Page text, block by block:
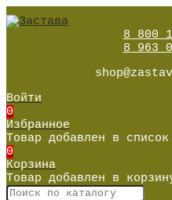
8 800
8 963
Войти
0
Избранное
Товар добавлен в список
0
Корзина
Товар добавлен в